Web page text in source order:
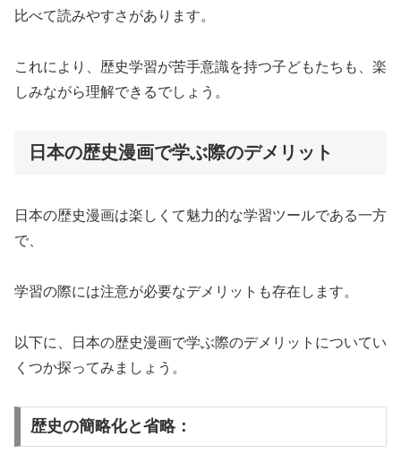
比べて読みやすさがあります。
これにより、歴史学習が苦手意識を持つ子どもたちも、楽
しみながら理解できるでしょう。
日本の歴史漫画で学ぶ際のデメリット
日本の歴史漫画は楽しくて魅力的な学習ツールである一方
で、
学習の際には注意が必要なデメリットも存在します。
以下に、日本の歴史漫画で学ぶ際のデメリットについてい
くつか探ってみましょう。
歴史の簡略化と省略：